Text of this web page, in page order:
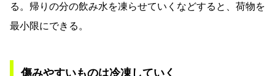
る。帰りの分の飲み水を凍らせていくなどすると、荷物を
最小限にできる。
傷みやすいものは冷凍していく